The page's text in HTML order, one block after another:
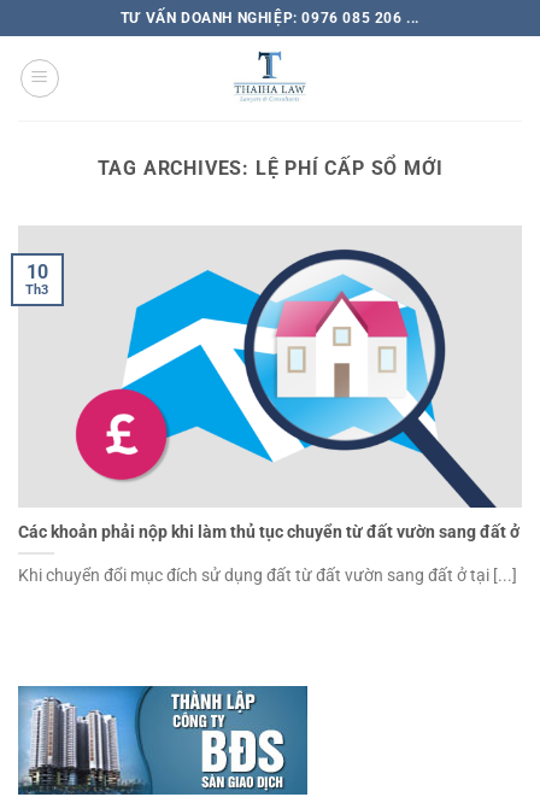
TƯ VẤN DOANH NGHIỆP: 0976 085 206 ...
TAG ARCHIVES: LỆ PHÍ CẤP SỔ MỚI
Các khoản phải nộp khi làm thủ tục chuyển từ đất vườn sang đất ở
Khi chuyển đổi mục đích sử dụng đất từ đất vườn sang đất ở tại [...]
10
Th3